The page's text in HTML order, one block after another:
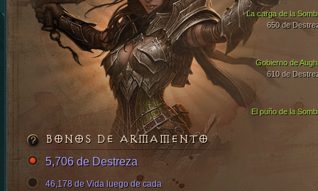
Gobierno de
610 de
El puño de la
La carga de la
650 de
BONOS DE ARMAMENTO
5,706 de Destreza
46,178 de Vida luego de cada